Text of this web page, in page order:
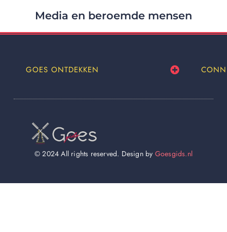
Media en beroemde mensen
GOES ONTDEKKEN
© 2024 All rights reserved. Design by Goesgids.nl